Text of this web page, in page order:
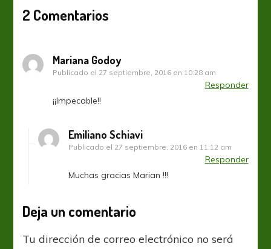
2 Comentarios
Mariana Godoy
Publicado el 27 septiembre, 2016 en 10:28 am
Responder
¡¡Impecable!!
Emiliano Schiavi
Publicado el 27 septiembre, 2016 en 11:12 am
Responder
Muchas gracias Marian !!!
Deja un comentario
Tu dirección de correo electrónico no será